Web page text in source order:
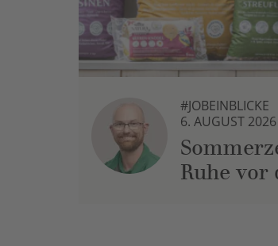
#JOBEINBLICKE
6. AUGUST 2026
Ruhe vor